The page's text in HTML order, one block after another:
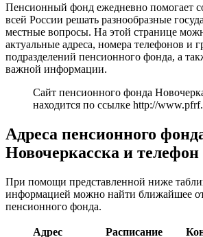
Пенсионный фонд ежедневно помогает
всей России решать разнообразные
местные вопросы. На этой странице
актуальные адреса, номера телефонов и
подразделений пенсионного фонда, а
важной информации.
Сайт пенсионного фонда
находится по ссылке http://
Адреса пенсионного
Новочеркасска и
При помощи представленной ниже
информацией можно найти ближайшее
пенсионного фонда.
Адрес Расписание